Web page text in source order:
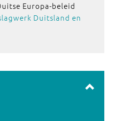
Europa-beleid
Duitsland en